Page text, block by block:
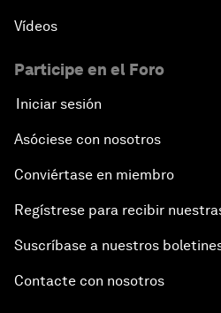
Vídeos
Participe en el Foro
Iniciar sesión
Asóciese con nosotros
Conviértase en miembro
Regístrese para recibir
Suscríbase a nuestros
Contacte con nosotros